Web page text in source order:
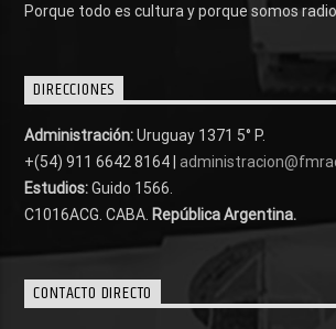
Porque todo es cultura y porque somos
DIRECCIONES
Administración:Uruguay 1371 5° P.
+(54) 911 6642 8164 |
Estudios:Guido 1566.
C1016ACG . CABA. República Argentina.
CONTACTO DIRECTO